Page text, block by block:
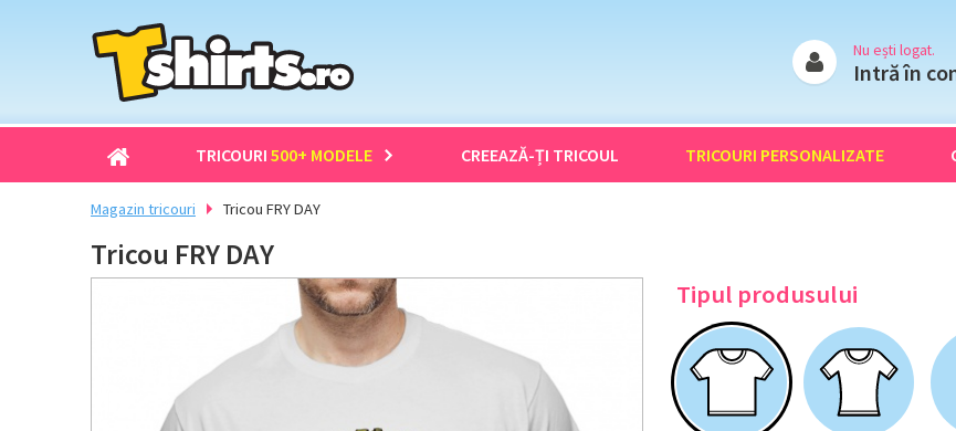
Nu ești logat.
Intră în
TRICOURI 500+ MODELE CREEAZĂ-ȚI TRICOUL TRICOURI PERSONALIZATE
Magazin tricouri Tricou FRY DAY
Tricou FRY DAY
Tipul produsului